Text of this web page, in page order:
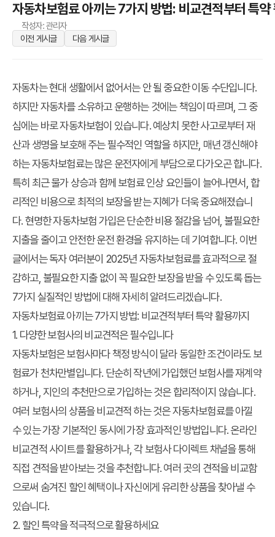
자동차보험료 아끼는 7가지 방법: 비교견적부터 특약
작성자: 관리자
이전 게시글
다음 게시글
자동차는 현대 생활에서 없어서는 안 될 중요한 이동 수단입니다.
하지만 자동차를 소유하고 운행하는 것에는 책임이 따르며, 그 중
심에는 바로 자동차보험이 있습니다. 예상치 못한 사고로부터 재
산과 생명을 보호해 주는 필수적인 역할을 하지만, 매년 갱신해야
하는 자동차보험료는 많은 운전자에게 부담으로 다가오곤 합니다.
특히 최근 물가 상승과 함께 보험료 인상 요인들이 늘어나면서, 합
리적인 비용으로 최적의 보장을 받는 지혜가 더욱 중요해졌습니
다. 현명한 자동차보험 가입은 단순한 비용 절감을 넘어, 불필요한
지출을 줄이고 안전한 운전 환경을 유지하는 데 기여합니다. 이번
글에서는 독자 여러분이 2025년 자동차보험료를 효과적으로 절
감하고, 불필요한 지출 없이 꼭 필요한 보장을 받을 수 있도록 돕는
7가지 실질적인 방법에 대해 자세히 알려드리겠습니다.
자동차보험료 아끼는 7가지 방법: 비교견적부터 특약 활용까지
1. 다양한 보험사의 비교견적은 필수입니다
자동차보험은 보험사마다 책정 방식이 달라 동일한 조건이라도 보
험료가 천차만별입니다. 단순히 작년에 가입했던 보험사를 재계약
하거나, 지인의 추천만으로 가입하는 것은 합리적이지 않습니다.
여러 보험사의 상품을 비교견적 하는 것은 자동차보험료를 아낄
수 있는 가장 기본적인 동시에 가장 효과적인 방법입니다. 온라인
비교견적 사이트를 활용하거나, 각 보험사 다이렉트 채널을 통해
직접 견적을 받아보는 것을 추천합니다. 여러 곳의 견적을 비교함
으로써 숨겨진 할인 혜택이나 자신에게 유리한 상품을 찾아낼 수
있습니다.
2. 할인 특약을 적극적으로 활용하세요